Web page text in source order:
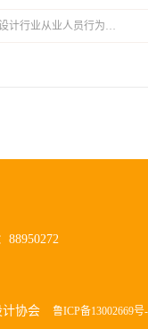
工程设计审查品质提升指引（2026版）》宣贯活动的通知
88950272
计协会 鲁ICP备13002669号